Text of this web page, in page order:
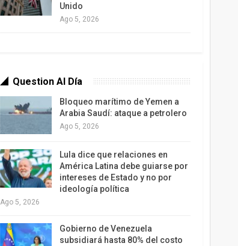
Unido
Ago 5, 2026
Question Al Día
Bloqueo marítimo de Yemen a
Arabia Saudí: ataque a petrolero
Ago 5, 2026
Lula dice que relaciones en
América Latina debe guiarse por
intereses de Estado y no por
ideología política
Ago 5, 2026
Gobierno de Venezuela
subsidiará hasta 80% del costo